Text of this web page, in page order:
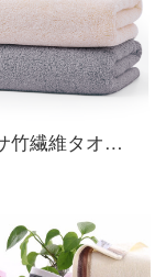
ベルンサ竹繊維タオル家庭用ソフトな肌用の洗顔タオルです。水色の吸水速乾清潔なティッシュは軽やかに空気を通して、男女の洗顔パ浅黄+薄い灰です。